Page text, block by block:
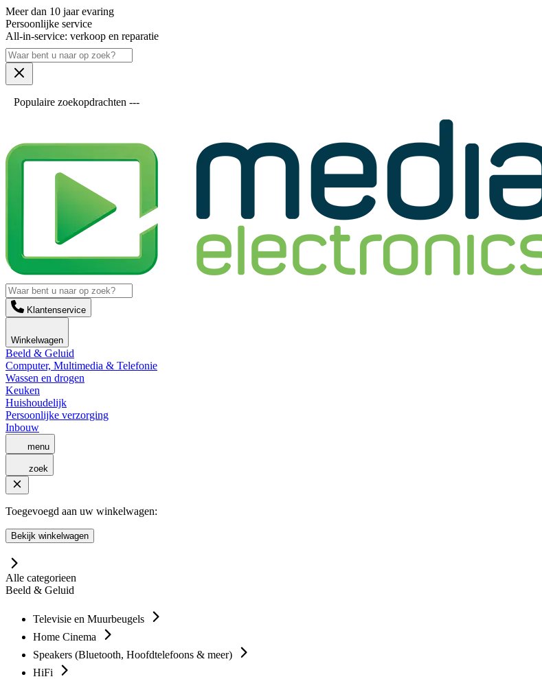
Meer dan 10 jaar evaring
Persoonlijke service
All-in-service: verkoop en reparatie
Populaire zoekopdrachten ---
Klantenservice
Winkelwagen
Beeld & Geluid
Computer, Multimedia & Telefonie
Wassen en drogen
Keuken
Huishoudelijk
Persoonlijke verzorging
Inbouw
menu
zoek
Toegevoegd aan uw winkelwagen:
Bekijk winkelwagen
Alle categorieen
Beeld & Geluid
Televisie en Muurbeugels
Home Cinema
Speakers (Bluetooth, Hoofdtelefoons & meer)
HiFi